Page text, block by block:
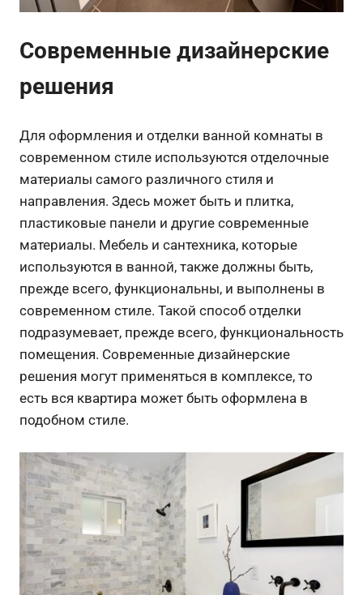
Современные дизайнерские
решения
Для оформления и отделки ванной комнаты в
современном стиле используются отделочные
материалы самого различного стиля и
направления. Здесь может быть и плитка,
пластиковые панели и другие современные
материалы. Мебель и сантехника, которые
используются в ванной, также должны быть,
прежде всего, функциональны, и выполнены в
современном стиле. Такой способ отделки
подразумевает, прежде всего, функциональность
помещения. Современные дизайнерские
решения могут применяться в комплексе, то
есть вся квартира может быть оформлена в
подобном стиле.